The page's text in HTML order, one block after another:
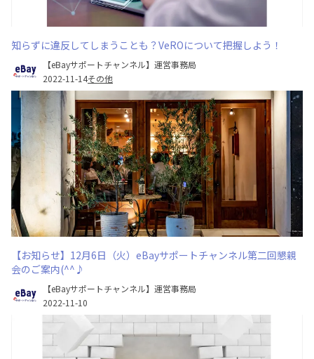
知らずに違反してしまうことも？VeROについて把握しよう！
【eBayサポートチャンネル】運営事務局
2022-11-14その他
【お知らせ】12月6日（火）eBayサポートチャンネル第二回懇親
会のご案内(^^♪
【eBayサポートチャンネル】運営事務局
2022-11-10